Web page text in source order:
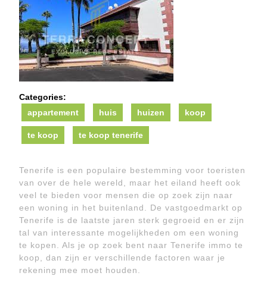
Categories:
appartement
huis huizen koop
te koop te koop tenerife
Tenerife is een populaire bestemming voor toeristen
van over de hele wereld, maar het eiland heeft ook
veel te bieden voor mensen die op zoek zijn naar
een woning in het buitenland. De vastgoedmarkt op
Tenerife is de laatste jaren sterk gegroeid en er zijn
tal van interessante mogelijkheden om een woning
te kopen. Als je op zoek bent naar Tenerife immo te
koop, dan zijn er verschillende factoren waar je
rekening mee moet houden.